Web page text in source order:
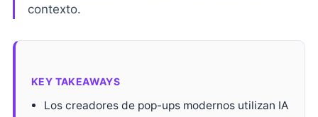
contexto.
KEY TAKEAWAYS
Los creadores de pop-ups modernos utilizan IA